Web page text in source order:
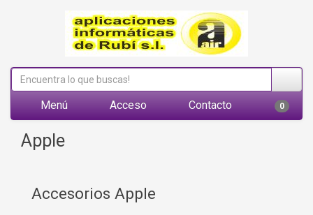
Menú Acceso Contacto 0
Apple
Accesorios Apple